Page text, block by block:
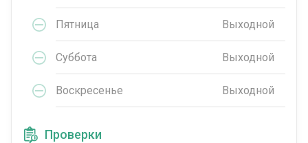
Пятница Выходной
Суббота Выходной
Воскресенье Выходной
Проверки